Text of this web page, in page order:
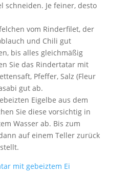
schneiden. Je feiner, desto
vom Rinderfilet, der
und Chili gut
bis alles gleichmäßig
Sie das Rindertatar mit
Pfeffer, Salz (Fleur
gut ab.
Eigelbe aus dem
Sie diese vorsichtig in
Wasser ab. Bis zum
auf einem Teller zurück